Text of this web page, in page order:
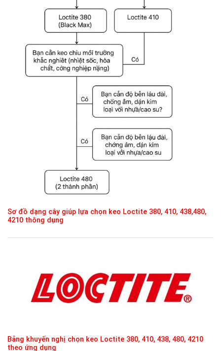
Sơ đồ dạng cây giúp lựa chọn keo Loctite 380, 410, 438,480,
4210 thông dụng
Bảng khuyến nghị chọn keo Loctite 380, 410, 438, 480, 4210
theo ứng dụng